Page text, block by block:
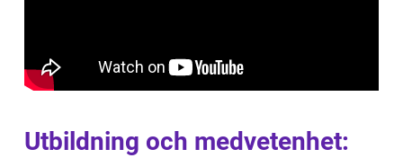
Utbildning och medvetenhet: